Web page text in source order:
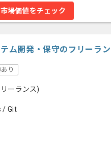
市場価値をチェック
テム開発・保守のフリーラ
り
ーランス)
/ Git